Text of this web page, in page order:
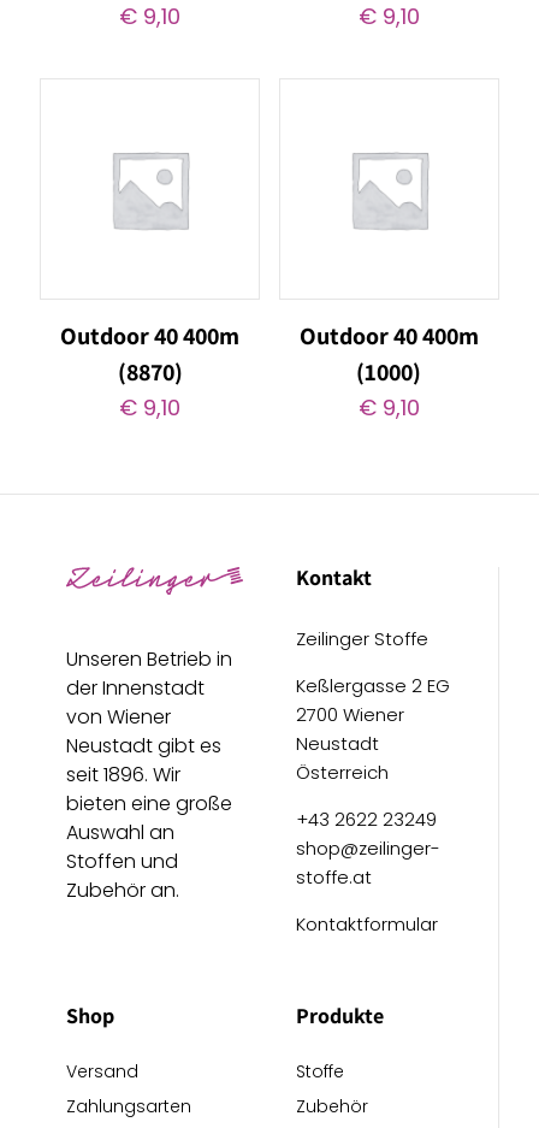
€ 9,10 €9,10
Outdoor 40 400m
(8870)
€ 9,10
Outdoor 40 400m
(1000)
€9,10
Unseren Betrieb in
der Innenstadt
von Wiener
Neustadt gibt es
seit 1896. Wir
bieten eine große
Auswahl an
Stoffen und
Zubehör an.
Kontakt
Zeilinger Stoffe
Keßlergasse 2 EG
2700 Wiener
Neustadt
Österreich
+43 2622 23249
shop@zeilinger-
stoffe.at
Kontaktformular
Shop
Versand
Zahlungsarten
Produkte
Stoffe
Zubehör